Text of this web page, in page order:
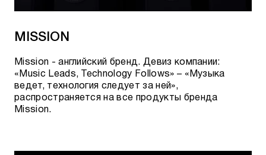
MISSION
Mission - английский бренд. Девиз компании:
«Music Leads, Technology Follows» – «Музыка
ведет, технология следует за ней»,
распространяется на все продукты бренда
Mission.